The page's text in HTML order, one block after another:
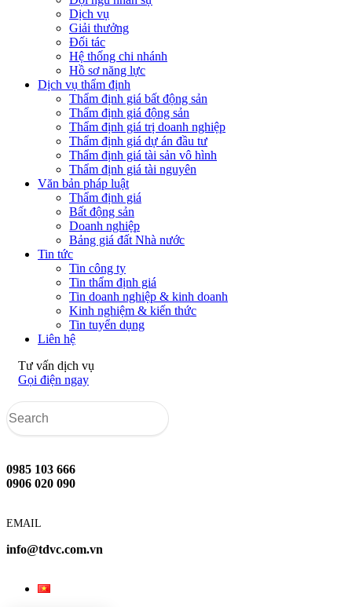
Dịch vụ
Giải thưởng
Đối tác
Hệ thống chi nhánh
Hồ sơ năng lực
Dịch vụ thẩm định
Thẩm định giá bất động sản
Thẩm định giá động sản
Thẩm định giá trị doanh nghiệp
Thẩm định giá dự án đầu tư
Thẩm định giá tài sản vô hình
Thẩm định giá tài nguyên
Văn bản pháp luật
Thẩm định giá
Bất động sản
Doanh nghiệp
Bảng giá đất Nhà nước
Tin tức
Tin công ty
Tin thẩm định giá
Tin doanh nghiệp & kinh doanh
Kinh nghiệm & kiến thức
Tin tuyển dụng
Liên hệ
Tư vấn dịch vụ
Gọi điện ngay
0985 103 666
0906 020 090
EMAIL
info@tdvc.com.vn